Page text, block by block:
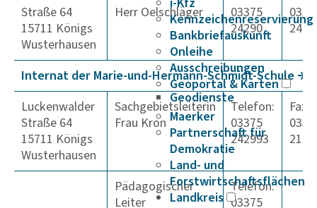
Kennzeichenreservierung
Bankbriefauskunft
Onleihe
Ausschreibungen
Geoportal & Karten
Geodienste
Maerker
Partnerschaft für
Demokratie
Land- und
Forstwirtschaftsflächen
Landkreis
Straße 64
15711 Königs
Wusterhausen
Herr Oelschläger
03375
24290
Internat der Marie-und-Hermann-Schmidt-Schule
Luckenwalder
Straße 64
15711 Königs
Wusterhausen
Sachgebietsleiterin
Frau Kron
Telefon:
03375
242993
Fax:
Pädagogischer
Leiter
Telefon:
03375